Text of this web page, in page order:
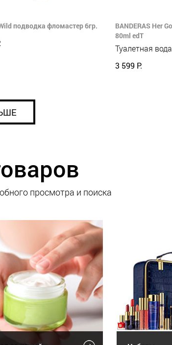
подводка фломастер 6гр.
BANDERAS Her
80ml edT
Туалетная
3 599 Р.
просмотра и поиска